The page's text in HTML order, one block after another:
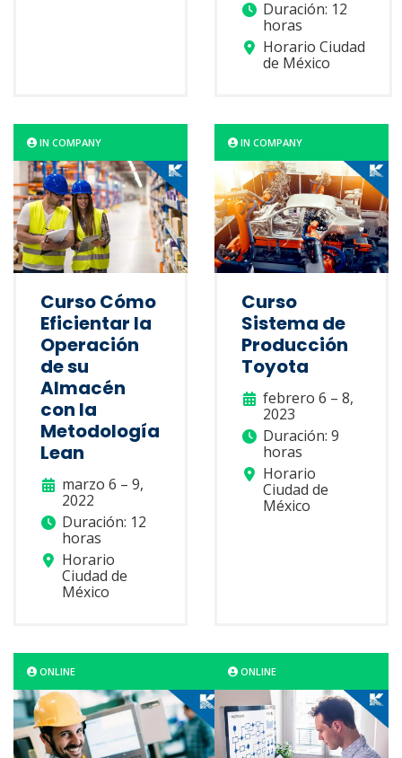
Duración: 12
horas
Horario Ciudad
de México
IN COMPANY
Curso Cómo
Eficientar la
Operación
de su
Almacén
con la
Metodología
Lean
marzo 6 – 9,
2022
Duración: 12
horas
Horario
Ciudad de
México
IN COMPANY
Curso
Sistema de
Producción
Toyota
febrero 6 – 8,
2023
Duración: 9
horas
Horario
Ciudad de
México
ONLINE ONLINE